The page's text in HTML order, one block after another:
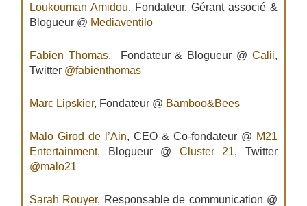
Loukouman Amidou, Fondateur, Gérant associé &
Blogueur @ Mediaventilo
Fabien Thomas, Fondateur & Blogueur @Calii,
Twitter @fabienthomas
Marc Lipskier, Fondateur @ Bamboo&Bees
Malo Girod de l’Ain, CEO & Co-fondateur @ M21
Entertainment, Blogueur @ Cluster 21, Twitter
@malo21
Sarah Rouyer, Responsable de communication @